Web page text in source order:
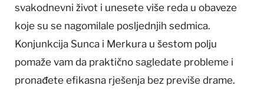
svakodnevni život i unesete više reda u obaveze
koje su se nagomilale posljednjih sedmica.
Konjunkcija Sunca i Merkura u šestom polju
pomaže vam da praktično sagledate probleme i
pronađete efikasna rješenja bez previše drame.